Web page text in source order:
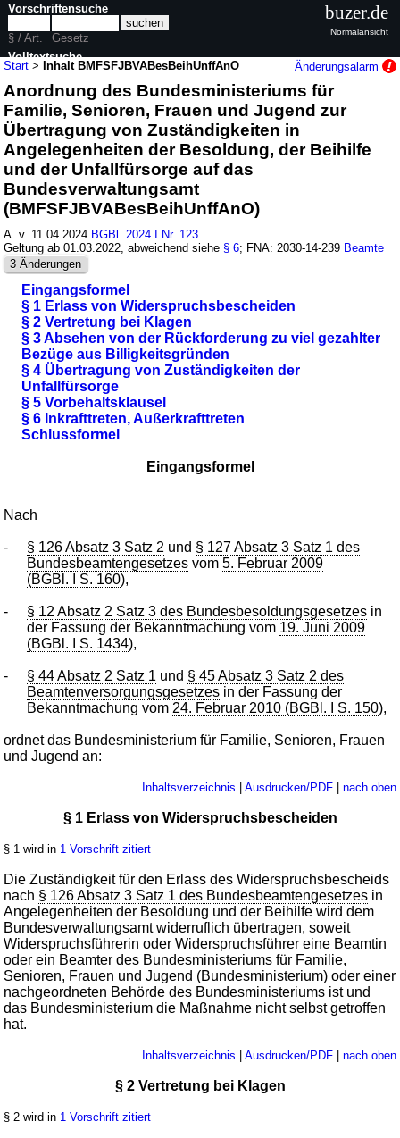
Start >Inhalt BMFSFJBVABesBeihUnffAnO Änderungsalarm
Anordnung des Bundesministeriums für
Familie, Senioren, Frauen und Jugend zur
Übertragung von Zuständigkeiten in
Angelegenheiten der Besoldung, der Beihilfe
und der Unfallfürsorge auf das
Bundesverwaltungsamt
(BMFSFJBVABesBeihUnffAnO)
A. v. 11.04.2024 BGBl. 2024 I Nr. 123
Geltung ab 01.03.2022, abweichend siehe § 6; FNA: 2030-14-239 Beamte
3 Änderungen
Eingangsformel
§ 1 Erlass von Widerspruchsbescheiden
§ 2 Vertretung bei Klagen
§ 3 Absehen von der Rückforderung zu viel gezahlter
Bezüge aus Billigkeitsgründen
§ 4 Übertragung von Zuständigkeiten der
Unfallfürsorge
§ 5 Vorbehaltsklausel
§ 6 Inkrafttreten, Außerkrafttreten
Schlussformel
Eingangsformel
Nach
- § 126 Absatz 3 Satz 2 und § 127 Absatz 3 Satz 1 des
Bundesbeamtengesetzes vom5. Februar 2009
(BGBl. I S. 160),
- § 12 Absatz 2 Satz 3 des Bundesbesoldungsgesetzes in
der Fassung der Bekanntmachung vom 19. Juni 2009
(BGBl. I S. 1434),
- § 44 Absatz 2 Satz 1 und § 45 Absatz 3 Satz 2 des
Beamtenversorgungsgesetzes in der Fassung der
Bekanntmachung vom 24. Februar 2010 (BGBl. I S. 150),
ordnet das Bundesministerium für Familie, Senioren, Frauen
und Jugend an:
Inhaltsverzeichnis | Ausdrucken/PDF| nach oben
§ 1 Erlass von Widerspruchsbescheiden
§ 1 wird in 1 Vorschrift zitiert
Die Zuständigkeit für den Erlass des Widerspruchsbescheids
nach § 126 Absatz 3 Satz 1 des Bundesbeamtengesetzes in
Angelegenheiten der Besoldung und der Beihilfe wird dem
Bundesverwaltungsamt widerruflich übertragen, soweit
Widerspruchsführerin oder Widerspruchsführer eine Beamtin
oder ein Beamter des Bundesministeriums für Familie,
Senioren, Frauen und Jugend (Bundesministerium) oder einer
nachgeordneten Behörde des Bundesministeriums ist und
das Bundesministerium die Maßnahme nicht selbst getroffen
hat.
Inhaltsverzeichnis | Ausdrucken/PDF| nach oben
§ 2 Vertretung bei Klagen
§ 2 wird in 1 Vorschrift zitiert
Vorschriftensuche
§ / Art.
Gesetz
Volltextsuche
nur in BMFSFJBVABesBeihUnffAnO
buzer.de
Normalansicht